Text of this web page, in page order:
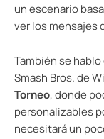
un escenario
ver los mensajes
También se
Smash Bros. de
Torneo, donde
personalizables
necesitará un